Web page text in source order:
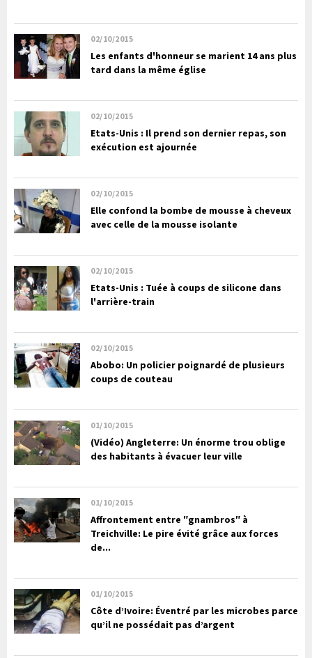
02/10/2015
Les enfants d'honneur se marient 14 ans plus
tard dans la même église
02/10/2015
Etats-Unis : Il prend son dernier repas, son
exécution est ajournée
02/10/2015
Elle confond la bombe de mousse à cheveux
avec celle de la mousse isolante
02/10/2015
Etats-Unis : Tuée à coups de silicone dans
l'arrière-train
02/10/2015
Abobo: Un policier poignardé de plusieurs
coups de couteau
01/10/2015
(Vidéo) Angleterre: Un énorme trou oblige
des habitants à évacuer leur ville
01/10/2015
Affrontement entre ″gnambros″ à
Treichville: Le pire évité grâce aux forces
de...
01/10/2015
Côte d’Ivoire: Éventré par les microbes parce
qu’il ne possédait pas d’argent